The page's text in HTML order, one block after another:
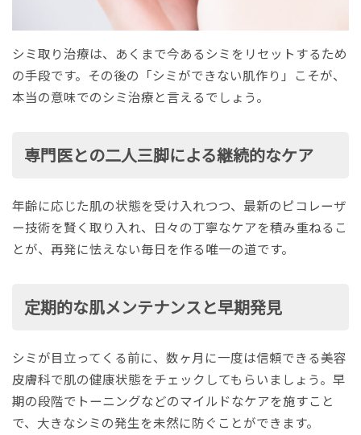
シミ取り治療は、あくまで今あるシミをリセットするため
の手段です。その後の「シミができない肌作り」こそが、
本当の意味でのシミ治療と言えるでしょう。
専門医との二人三脚による継続的なケア
年齢に応じた肌の状態を受け入れつつ、最新のピコレーザ
ー技術を賢く取り入れ、日々の丁寧なケアを積み重ねるこ
とが、再発に怯えない毎日を作る唯一の道です。
定期的な肌メンテナンスと早期発見
シミが目立ってくる前に、数ヶ月に一度は信頼できる美容
皮膚科で肌の健康状態をチェックしてもらいましょう。早
期の段階でトーニングなどのマイルドなケアを施すこと
で、大きなシミの発生を未然に防ぐことができます。